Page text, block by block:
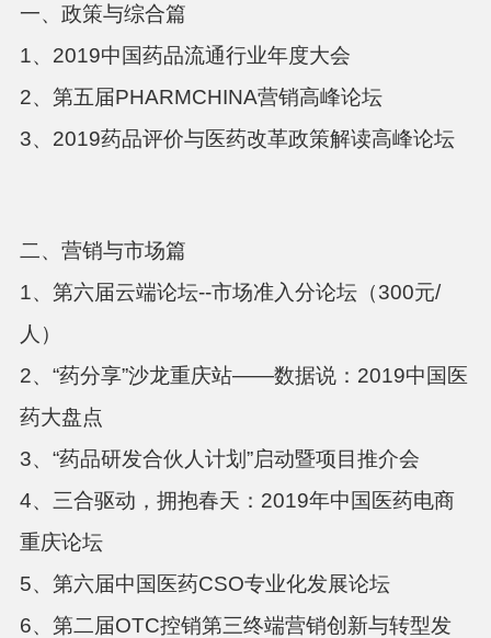
一、政策与综合篇
1、2019中国药品流通行业年度大会
2、第五届PHARMCHINA营销高峰论坛
3、2019药品评价与医药改革政策解读高峰论坛
二、营销与市场篇
1、第六届云端论坛--市场准入分论坛（300元/
人）
2、“药分享”沙龙重庆站——数据说：2019中国医
药大盘点
3、“药品研发合伙人计划”启动暨项目推介会
4、三合驱动，拥抱春天：2019年中国医药电商
重庆论坛
5、第六届中国医药CSO专业化发展论坛
6、第二届OTC控销第三终端营销创新与转型发